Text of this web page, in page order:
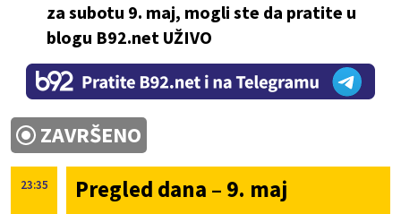
za subotu 9. maj, mogli ste da pratite u
blogu B92.net UŽIVO
ZAVRŠENO
23:35 Pregled dana – 9. maj